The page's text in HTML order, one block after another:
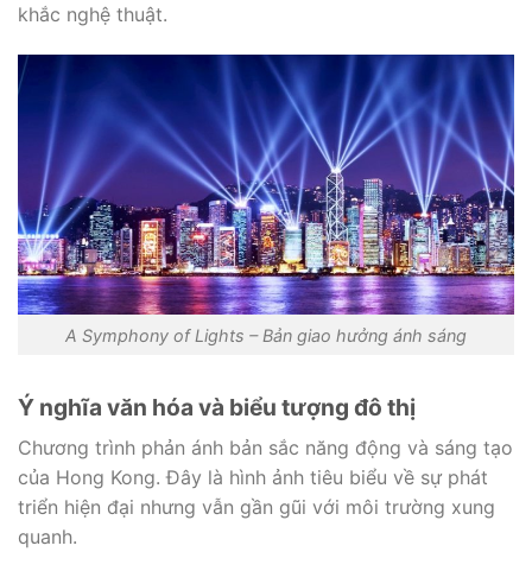
khắc nghệ thuật.
A Symphony of Lights – Bản giao hưởng ánh sáng
Ý nghĩa văn hóa và biểu tượng đô thị
Chương trình phản ánh bản sắc năng động và sáng tạo
của Hong Kong. Đây là hình ảnh tiêu biểu về sự phát
triển hiện đại nhưng vẫn gần gũi với môi trường xung
quanh.